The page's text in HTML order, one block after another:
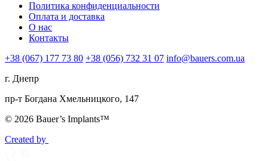
Политика конфиденциальности
Оплата и доставка
О нас
Контакты
+38 (067) 177 73 80 +38 (056) 732 31 07 info@bauers.com.ua
г. Днепр
пр-т Богдана Хмельницкого, 147
© 2026 Bauer’s Implants™
Created by